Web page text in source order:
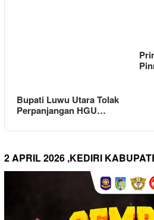
Bupati Luwu Utara Tolak
Perpanjangan HGU…
2 APRIL 2026 ,KEDIRI